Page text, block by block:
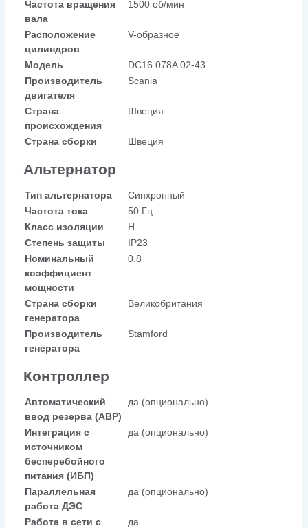
Частота вращения
вала
1500 об/мин
Расположение
цилиндров
V-образное
Модель
DC16 078A 02-43
Производитель
двигателя
Scania
Страна
происхождения
Швеция
Страна сборки Швеция
Альтернатор
Тип альтернатора
Синхронный
Частота тока
50 Гц
Класс изоляции
H
Степень защиты
IP23
Номинальный
коэффициент
мощности
0.8
Страна сборки
генератора
Великобритания
Производитель
генератора
Stamford
Контроллер
Автоматический
ввод резерва (АВР)
да (опционально)
Интеграция с
источником
бесперебойного
питания (ИБП)
да (опционально)
Параллельная
работа ДЭС
да (опционально)
Работа в сети с
да